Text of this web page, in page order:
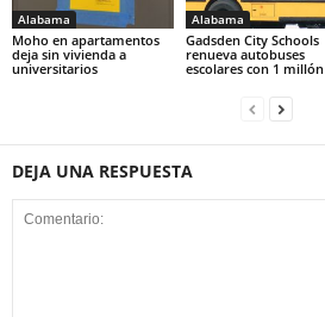
Alabama
Moho en apartamentos
deja sin vivienda a
universitarios
Alabama
Gadsden City Schools
renueva autobuses
escolares con 1 millón
DEJA UNA RESPUESTA